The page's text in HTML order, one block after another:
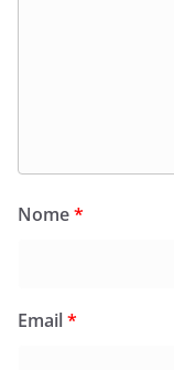
Nome*
Email*